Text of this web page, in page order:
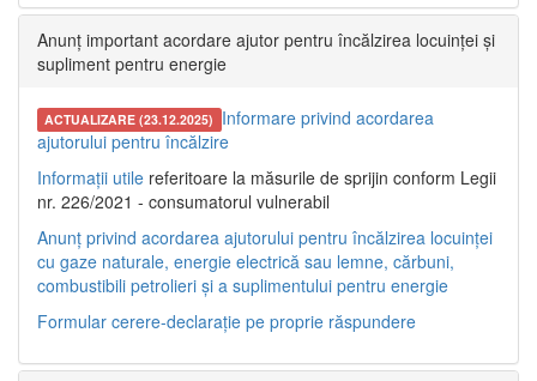
Anunț important acordare ajutor pentru încălzirea locuinței și
supliment pentru energie
ACTUALIZARE (23.12.2025) Informare privind acordarea
ajutorului pentru încălzire
Informații utile referitoare la măsurile de sprijin conform Legii
nr. 226/2021 - consumatorul vulnerabil
Anunț privind acordarea ajutorului pentru încălzirea locuinței
cu gaze naturale, energie electrică sau lemne, cărbuni,
combustibili petrolieri și a suplimentului pentru energie
Formular cerere-declarație pe proprie răspundere